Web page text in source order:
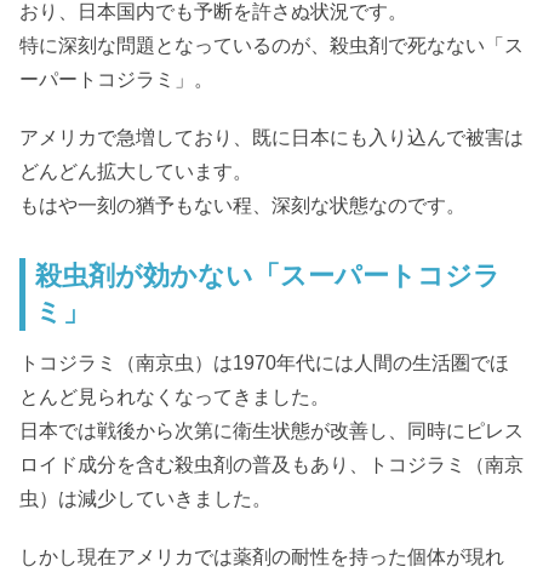
おり、日本国内でも予断を許さぬ状況です。
特に深刻な問題となっているのが、殺虫剤で死なない「ス
ーパートコジラミ」。
アメリカで急増しており、既に日本にも入り込んで被害は
どんどん拡大しています。
もはや一刻の猶予もない程、深刻な状態なのです。
殺虫剤が効かない「スーパートコジラ
ミ」
トコジラミ（南京虫）は1970年代には人間の生活圏でほ
とんど見られなくなってきました。
日本では戦後から次第に衛生状態が改善し、同時にピレス
ロイド成分を含む殺虫剤の普及もあり、トコジラミ（南京
虫）は減少していきました。
しかし現在アメリカでは薬剤の耐性を持った個体が現れ